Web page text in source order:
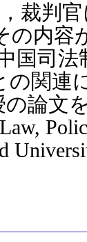
裁判
の内容
国司
の関連
論文